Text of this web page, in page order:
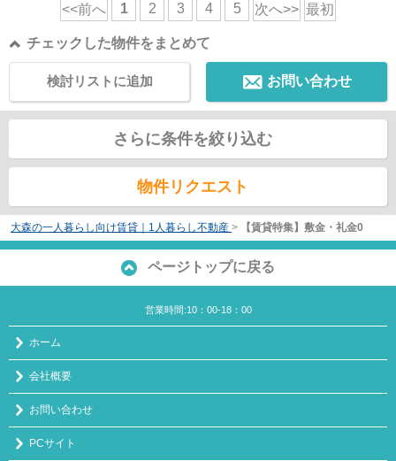
<<前へ 1 2 3 4 5 次へ>> 最初
チェックした物件をまとめて
お問い合わせ
検討リストに追加
さらに条件を絞り込む
物件リクエスト
大森の一人暮らし向け賃貸｜1人暮らし不動産 > 【賃貸特集】敷金・礼金0
ページトップに戻る
営業時間:10：00-18：00
ホーム
会社概要
お問い合わせ
PCサイト